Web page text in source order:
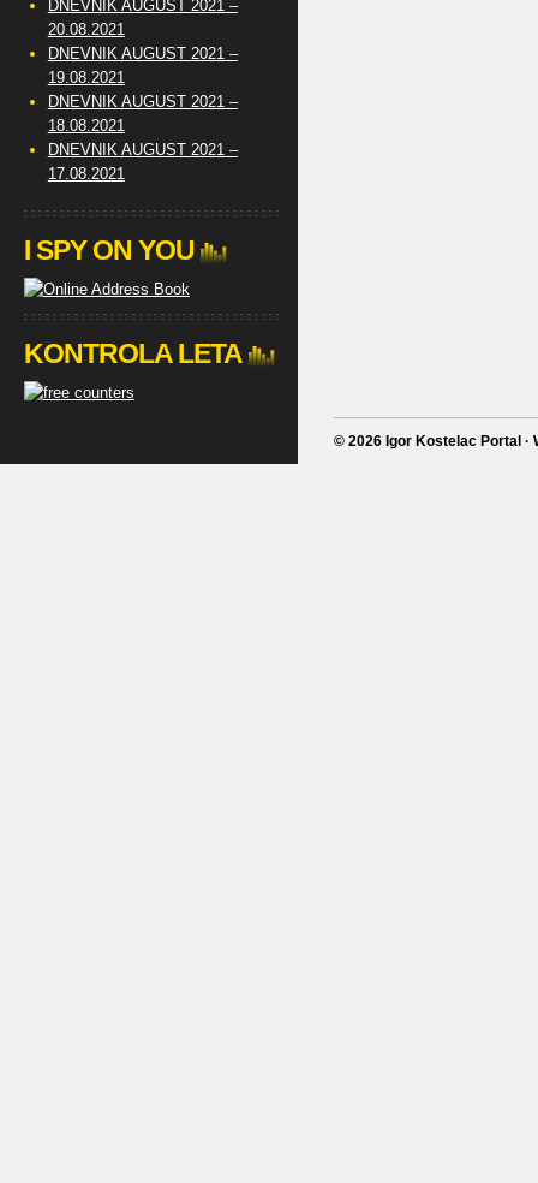
DNEVNIK AUGUST 2021 –
20.08.2021
DNEVNIK AUGUST 2021 –
19.08.2021
DNEVNIK AUGUST 2021 –
18.08.2021
DNEVNIK AUGUST 2021 –
17.08.2021
I SPY ON YOU
KONTROLA LETA
© 2026 Igor Kostelac Portal